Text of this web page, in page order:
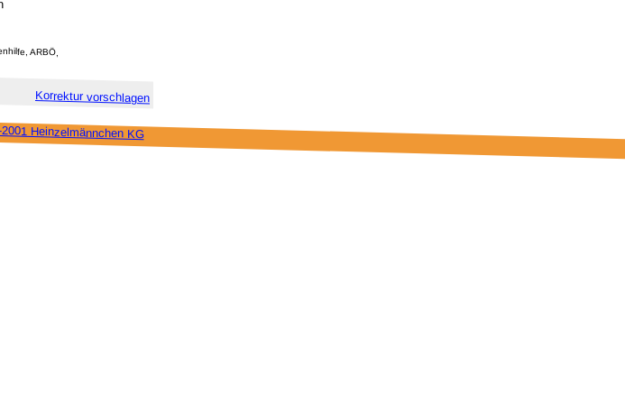
ARBÖ,
Korrektur vor­schlagen
Heinzel­männchen KG